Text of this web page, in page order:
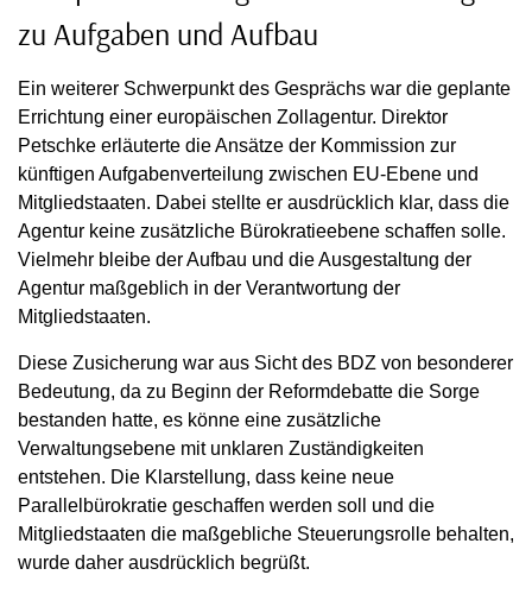
zu Aufgaben und Aufbau
Ein weiterer Schwerpunkt des Gesprächs war die geplante
Errichtung einer europäischen Zollagentur. Direktor
Petschke erläuterte die Ansätze der Kommission zur
künftigen Aufgabenverteilung zwischen EU-Ebene und
Mitgliedstaaten. Dabei stellte er ausdrücklich klar, dass die
Agentur keine zusätzliche Bürokratieebene schaffen solle.
Vielmehr bleibe der Aufbau und die Ausgestaltung der
Agentur maßgeblich in der Verantwortung der
Mitgliedstaaten.
Diese Zusicherung war aus Sicht des BDZ von besonderer
Bedeutung, da zu Beginn der Reformdebatte die Sorge
bestanden hatte, es könne eine zusätzliche
Verwaltungsebene mit unklaren Zuständigkeiten
entstehen. Die Klarstellung, dass keine neue
Parallelbürokratie geschaffen werden soll und die
Mitgliedstaaten die maßgebliche Steuerungsrolle behalten,
wurde daher ausdrücklich begrüßt.